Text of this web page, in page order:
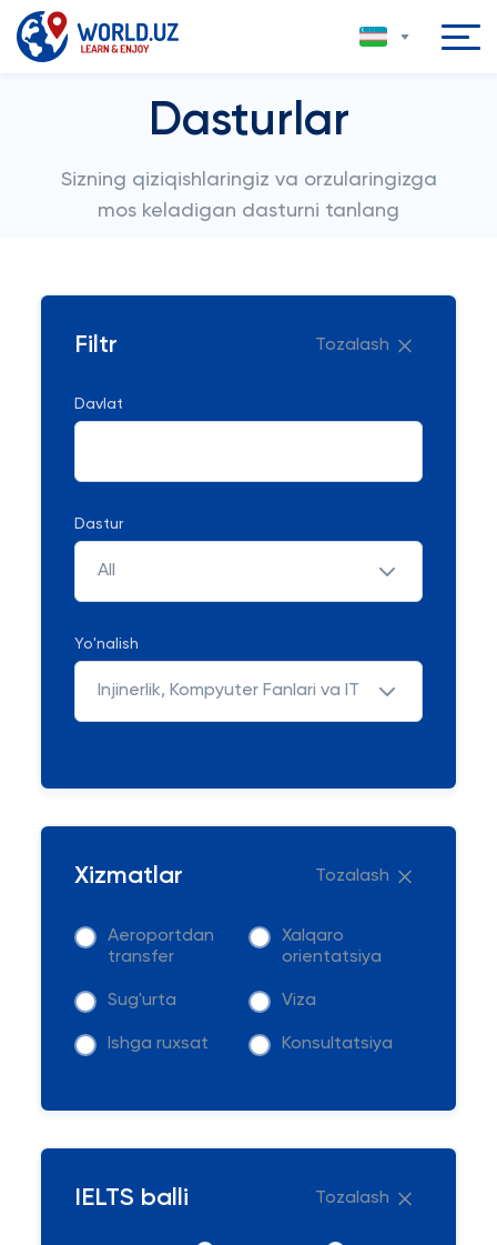
Dasturlar
Sizning qiziqishlaringiz va orzularingizga
mos keladigan dasturni tanlang
Filtr Tozalash
Davlat
Dastur
All
Yo'nalish
Injinerlik, Kompyuter Fanlari va IT
Xizmatlar Tozalash
Aeroportdan
transfer
Xalqaro
orientatsiya
Sug'urta Viza
Ishga ruxsat Konsultatsiya
IELTS balli Tozalash